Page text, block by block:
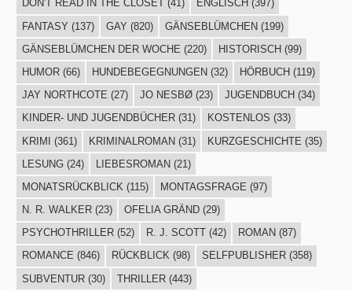
DON'T READ IN THE CLOSET (41) ENGLISCH (397)
FANTASY (137) GAY (820) GÄNSEBLÜMCHEN(199)
GÄNSEBLÜMCHEN DER WOCHE (220) HISTORISCH (99)
HUMOR(66) HUNDEBEGEGNUNGEN (32) HÖRBUCH (119)
JAY NORTHCOTE (27) JO NESBØ(23) JUGENDBUCH (34)
KINDER- UND JUGENDBÜCHER(31) KOSTENLOS (33)
KRIMI (361) KRIMINALROMAN(31) KURZGESCHICHTE (35)
LESUNG(24) LIEBESROMAN(21)
MONATSRÜCKBLICK (115) MONTAGSFRAGE (97)
N. R. WALKER(23) OFELIA GRÄND(29)
PSYCHOTHRILLER(52) R. J. SCOTT(42) ROMAN (87)
ROMANCE (846) RÜCKBLICK(98) SELFPUBLISHER(358)
SUBVENTUR(30) THRILLER(443)